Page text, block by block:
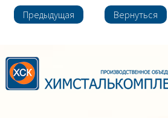
Предыдущая Вернуться